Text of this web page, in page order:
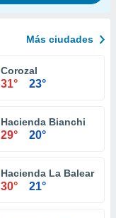
Más ciudades
Corozal
31° 23°
Hacienda Bianchi
29° 20°
Hacienda La Balear
30° 21°